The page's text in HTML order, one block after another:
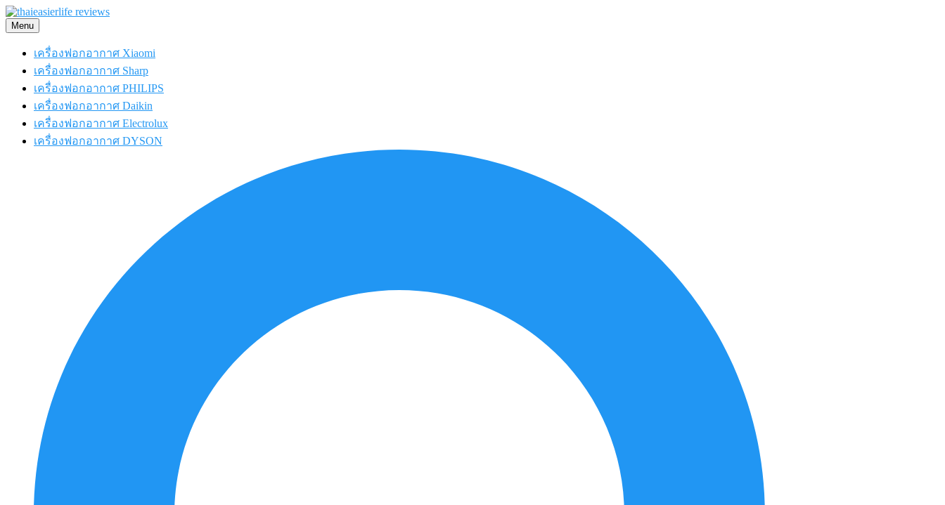
Skip
to
content
Menu
เครื่องฟอกอากาศ Xiaomi
เครื่องฟอกอากาศ Sharp
เครื่องฟอกอากาศ PHILIPS
เครื่องฟอกอากาศ Daikin
เครื่องฟอกอากาศ Electrolux
เครื่องฟอกอากาศ DYSON